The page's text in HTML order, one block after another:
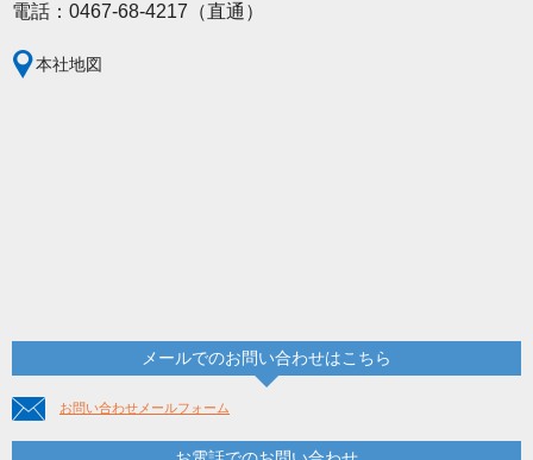
電話：0467-68-4217（直通）
本社地図
メールでのお問い合わせはこちら
お問い合わせメールフォーム